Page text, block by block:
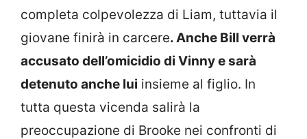
completa colpevolezza di Liam, tuttavia il
giovane finirà in carcere. Anche Bill verrà
accusato dell’omicidio di Vinny e sarà
detenuto anche lui insieme al figlio. In
tutta questa vicenda salirà la
preoccupazione di Brooke nei confronti di